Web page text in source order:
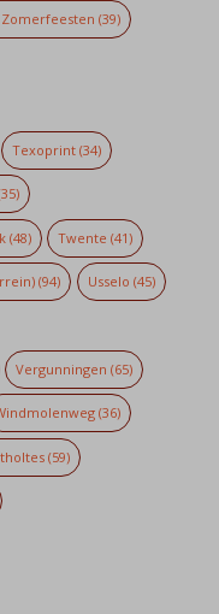
(39)
Texoprint (34)
(48) Twente (41)
(94) Usselo (45)
Vergunningen (65)
(36)
(59)